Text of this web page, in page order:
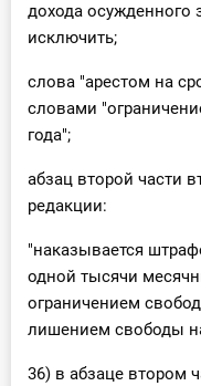
дохода осужденного
исключить;
слова "арестом на
словами
года";
абзац второй части
редакции:
"наказывается
одной тысячи
ограничением
лишением свободы
36) в абзаце втором